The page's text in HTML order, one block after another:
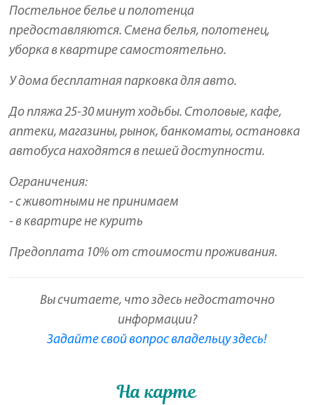
Постельное белье и полотенца
предоставляются. Смена белья, полотенец,
уборка в квартире самостоятельно.
У дома бесплатная парковка для авто.
До пляжа 25-30 минут ходьбы. Столовые, кафе,
аптеки, магазины, рынок, банкоматы, остановка
автобуса находятся в пешей доступности.
Ограничения:
- с животными не принимаем
- в квартире не курить
Предоплата 10% от стоимости проживания.
Вы считаете, что здесь недостаточно
информации?
Задайте свой вопрос владельцу здесь!
На карте